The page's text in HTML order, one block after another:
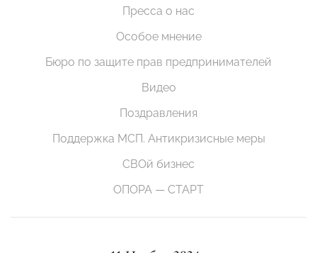
Пресса о нас
Особое мнение
Бюро по защите прав предпринимателей
Видео
Поздравления
Поддержка МСП. Антикризисные меры
СВОй бизнес
ОПОРА — СТАРТ